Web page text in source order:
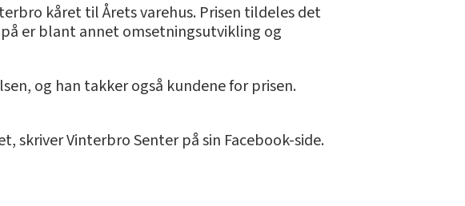
kåret til Årets varehus. Prisen tildeles det
er blant annet omsetningsutvikling og
og han takker også kundene for prisen.
skriver Vinterbro Senter på sin Facebook-side.